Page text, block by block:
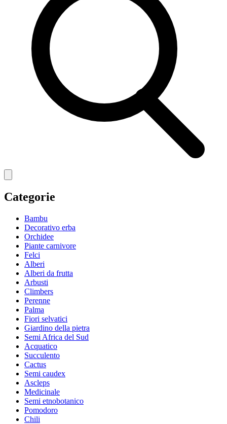
Categorie
Bambu
Decorativo erba
Orchidee
Piante carnivore
Felci
Alberi
Alberi da frutta
Arbusti
Climbers
Perenne
Palma
Fiori selvatici
Giardino della pietra
Semi Africa del Sud
Acquatico
Succulento
Cactus
Semi caudex
Ascleps
Medicinale
Semi etnobotanico
Pomodoro
Chili